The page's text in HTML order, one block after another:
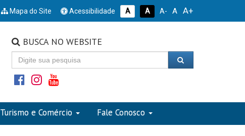
Mapa do Site Acessibilidade A A A- A A+
BUSCA NO WEBSITE
Turismo e Comércio Fale Conosco